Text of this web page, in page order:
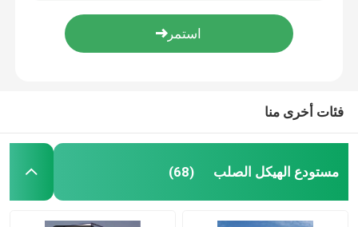
فئات أخرى منا
مستودع الهيكل الصلب (68)